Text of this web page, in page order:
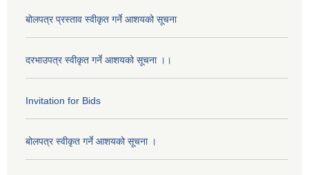
बोलपत्र प्रस्ताव स्वीकृत गर्ने आशयको सूचना
दरभाउपत्र स्वीकृत गर्ने आशयको सूचना ।।
Invitation for Bids
बोलपत्र स्वीकृत गर्ने आशयको सूचना ।